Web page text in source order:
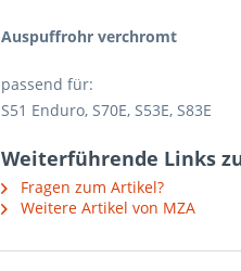
Auspuffrohr verchromt
passend für:
S51 Enduro, S70E, S53E, S83E
Weiterführende Links
Fragen zum Artikel?
Weitere Artikel von MZA